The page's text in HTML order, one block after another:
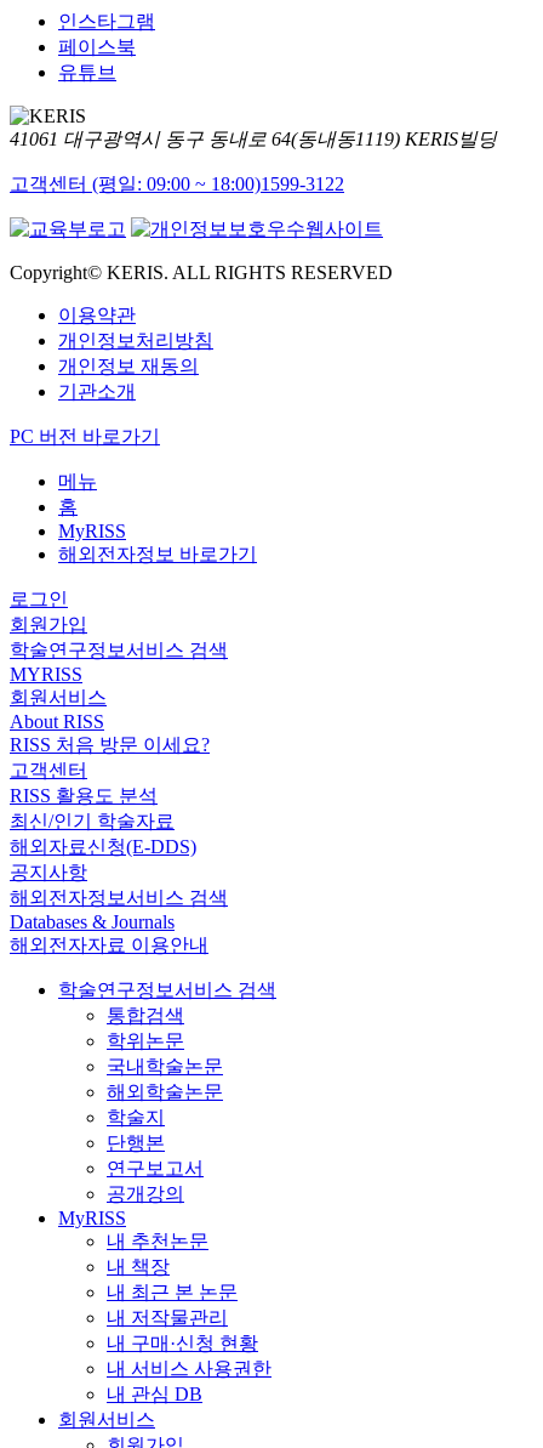
인스타그램
페이스북
유튜브
41061 대구광역시 동구 동내로 64(동내동1119) KERIS빌딩
고객센터 (평일: 09:00 ~ 18:00)1599-3122
Copyright© KERIS. ALL RIGHTS RESERVED
이용약관
개인정보처리방침
개인정보 재동의
기관소개
PC 버전 바로가기
메뉴
홈
MyRISS
해외전자정보 바로가기
로그인
회원가입
학술연구정보서비스 검색
MYRISS
회원서비스
About RISS
RISS 처음 방문 이세요?
고객센터
RISS 활용도 분석
최신/인기 학술자료
해외자료신청(E-DDS)
공지사항
해외전자정보서비스 검색
Databases & Journals
해외전자자료 이용안내
학술연구정보서비스 검색
통합검색
학위논문
국내학술논문
해외학술논문
학술지
단행본
연구보고서
공개강의
MyRISS
내 추천논문
내 책장
내 최근 본 논문
내 저작물관리
내 구매·신청 현황
내 서비스 사용권한
내 관심 DB
회원서비스